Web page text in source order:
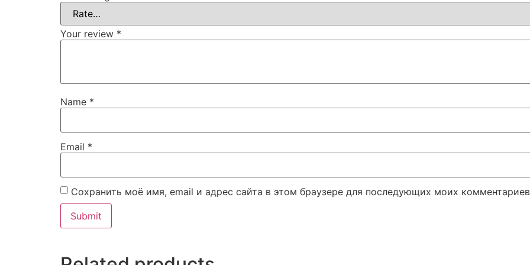
Your review *
Name *
Email *
Сохранить моё имя, email и адрес сайта в этом браузере для последующих моих